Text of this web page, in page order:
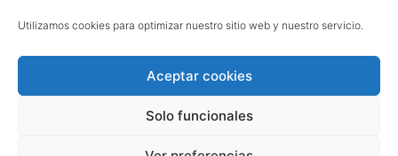
Utilizamos cookies para optimizar nuestro sitio web y nuestro servicio.
Aceptar cookies
Solo funcionales
C/ Grañón, 12 - Local
28050 Las Tablas - Madrid